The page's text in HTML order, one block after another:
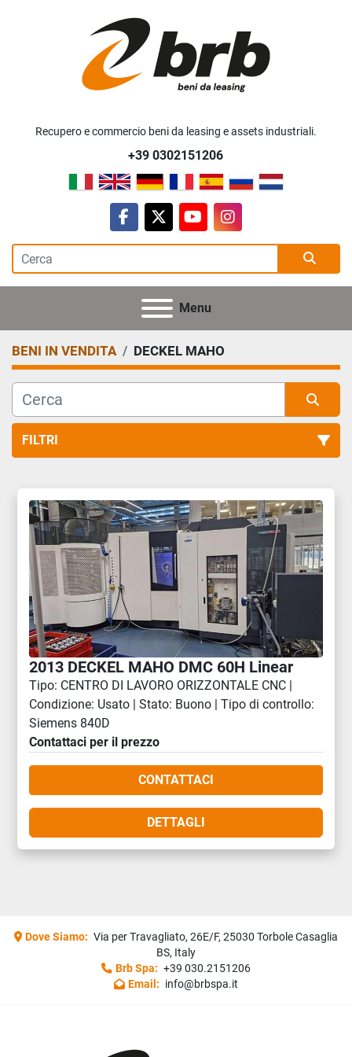
Recupero e commercio beni da leasing e assets industriali.
+39 0302151206
facebook
twitteryoutubeinstagram
Menu
BENI IN VENDITA DECKEL MAHO
FILTRI
Tutte le categorie
Ordina per
2013 DECKEL MAHO DMC 60H Linear
Tipo: CENTRO DI LAVORO ORIZZONTALE CNC |
Condizione: Usato | Stato: Buono | Tipo di controllo:
Siemens 840D
Contattaci per il prezzo
CONTATTACI
DETTAGLI
Dove Siamo: Via per Travagliato, 26E/F, 25030 Torbole Casaglia
BS, Italy
Brb Spa: +39 030.2151206
Email: info@brbspa.it